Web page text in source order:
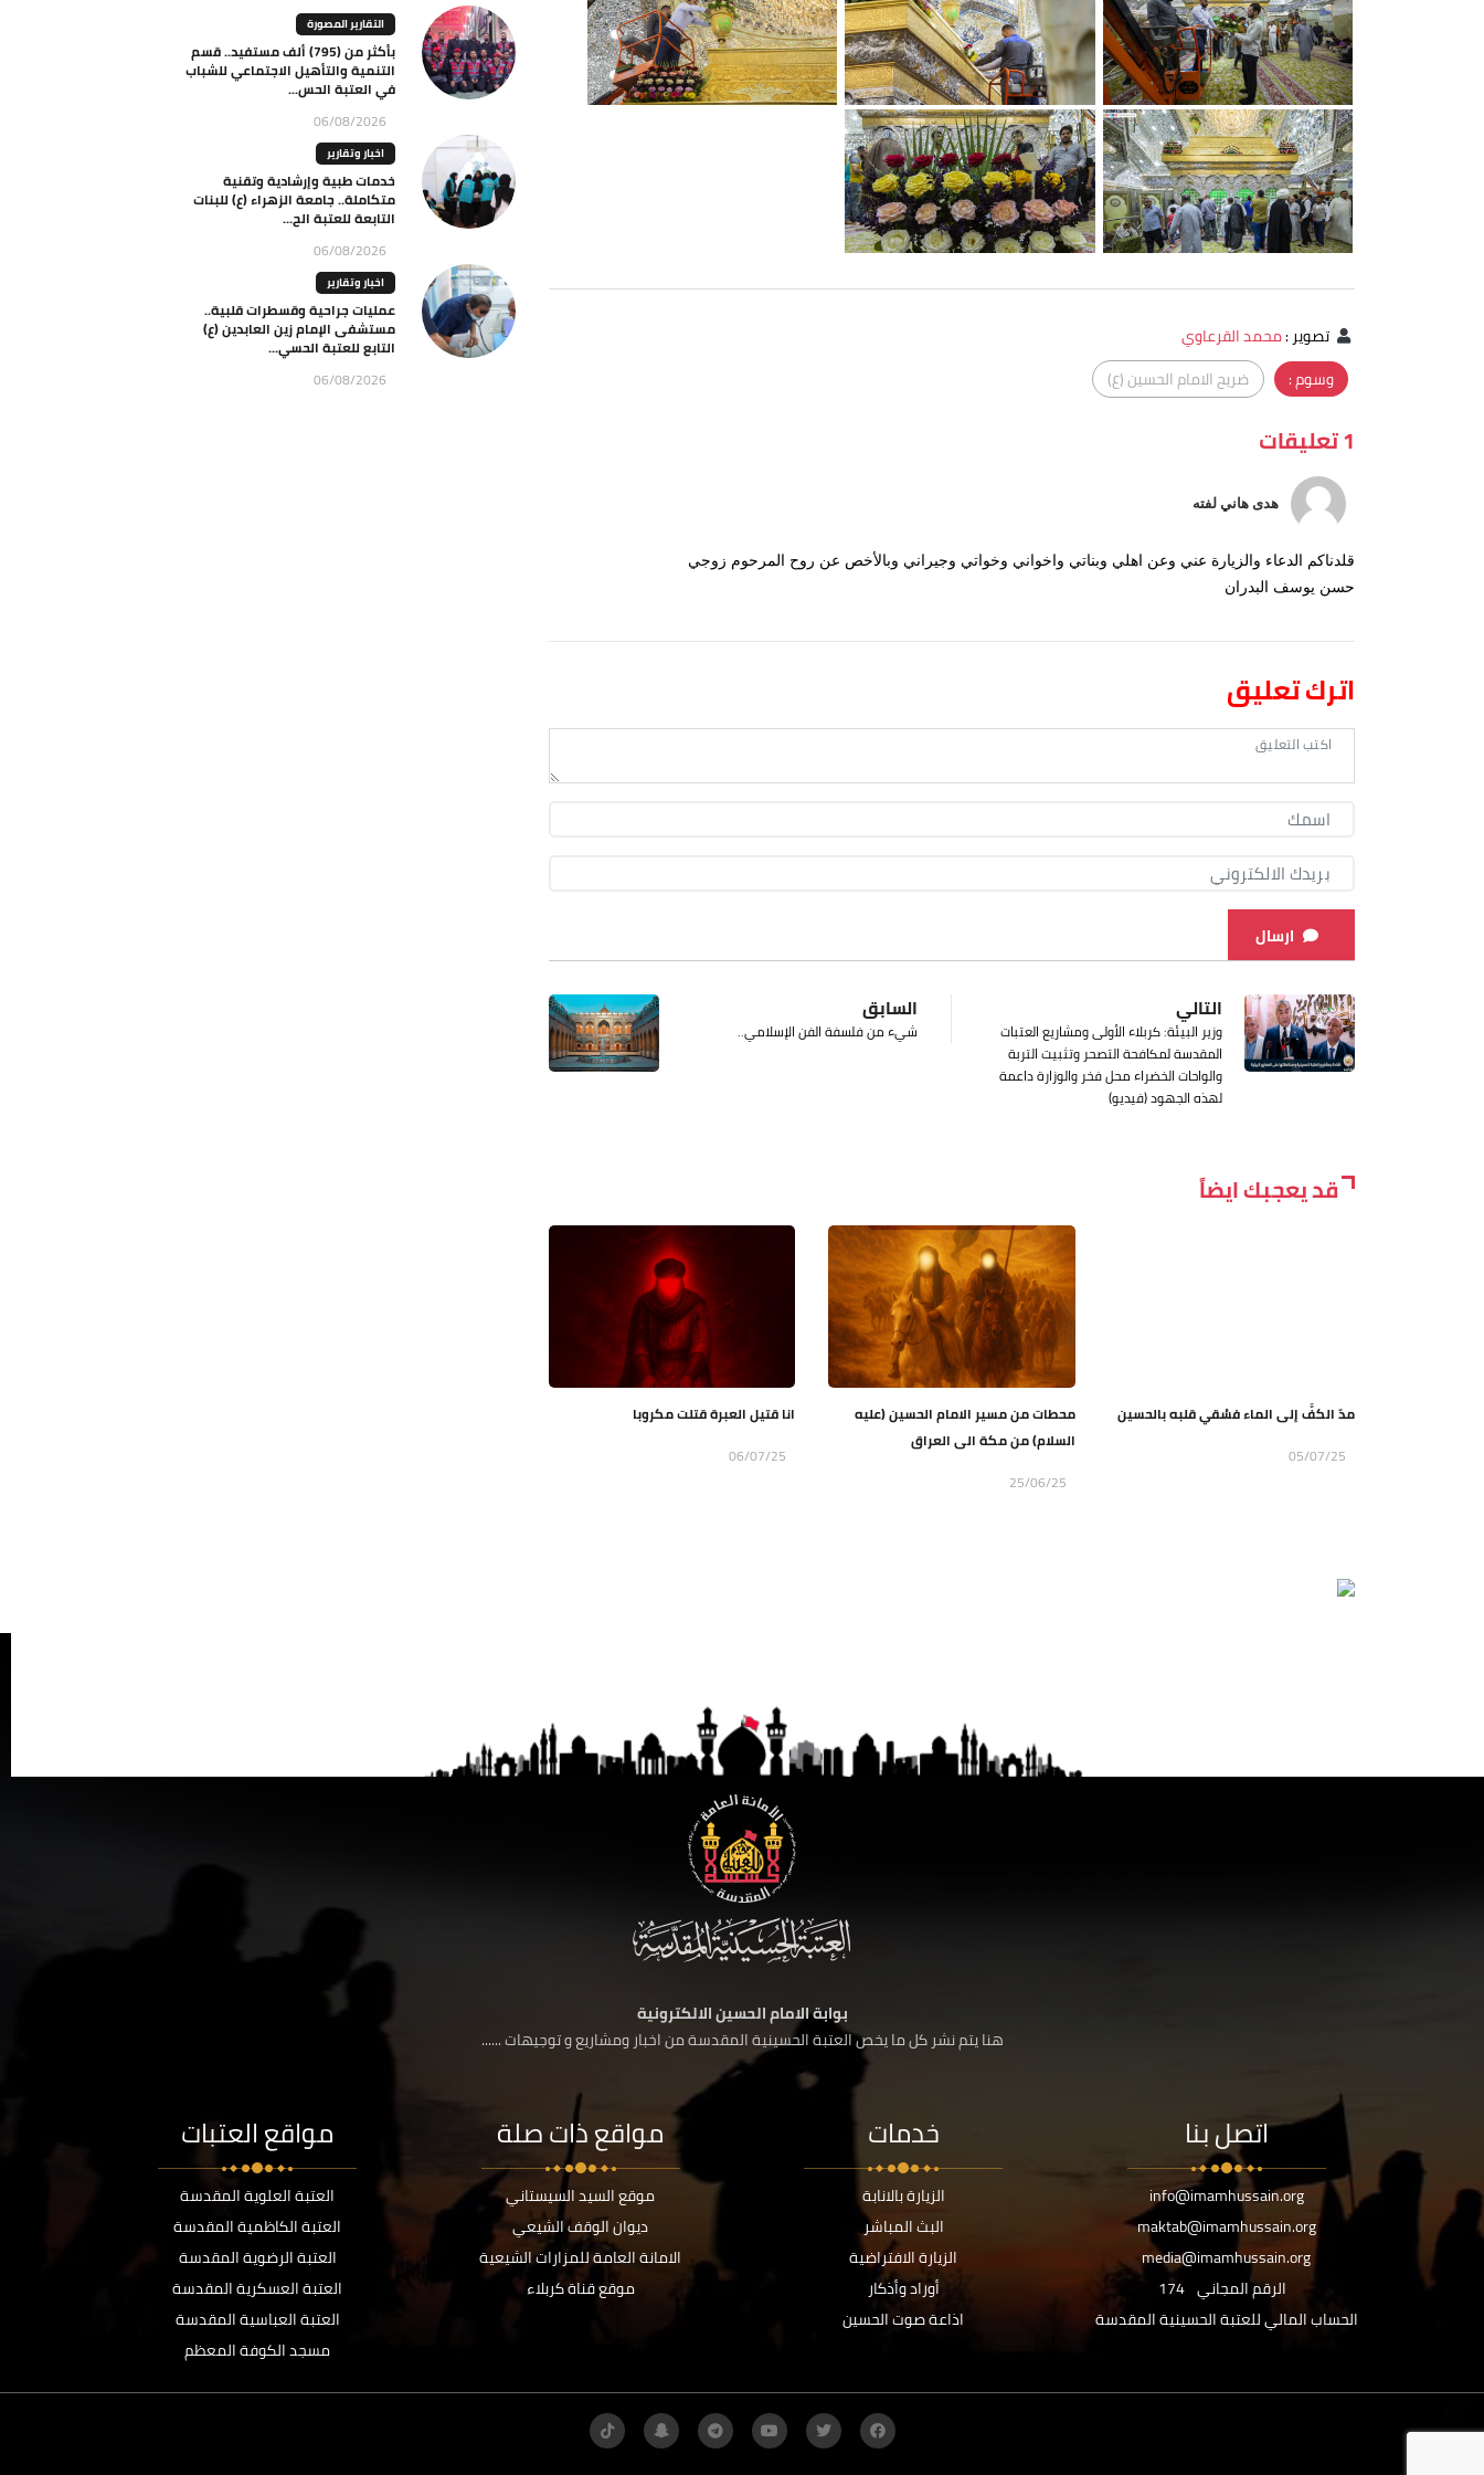
تصوير:محمد القرعاوي
وسوم :
ضريح الامام الحسين (ع)
1 تعليقات
هدى هاني لفته
قلدناكم الدعاء والزيارة عني وعن اهلي وبناتي واخواني وخواتي وجيراني وبالأخص عن روح المرحوم زوجي
حسن يوسف البدران
اترك تعليق
ارسال
السابق
شيء من فلسفة الفن الإسلامي..
التالي
وزير البيئة: كربلاء الأولى ومشاريع العتبات
المقدسة لمكافحة التصحر وتثبيت التربة
والواحات الخضراء محل فخر والوزارة داعمة
لهذه الجهود (فيديو)
قد يعجبك ايضاً
مدّ الكفَّ إلى الماء فسُقي قلبه بالحسين
05/07/25
محطات من مسير الامام الحسين (عليه
السلام) من مكة الى العراق
25/06/25
انا قتيل العبرة قتلت مكروبا
06/07/25
التقارير المصورة
بأكثر من (795) ألف مستفيد.. قسم
التنمية والتأهيل الاجتماعي للشباب
في العتبة الحس...
06/08/2026
اخبار وتقارير
خدمات طبية وإرشادية وتقنية
متكاملة.. جامعة الزهراء (ع) للبنات
التابعة للعتبة الح...
06/08/2026
اخبار وتقارير
عمليات جراحية وقسطرات قلبية..
مستشفى الإمام زين العابدين (ع)
التابع للعتبة الحسي...
06/08/2026
بوابة الامام الحسين الالكترونية
هنا يتم نشر كل ما يخص العتبة الحسينية المقدسة من اخبار ومشاريع و توجيهات ......
اتصل بنا
info@imamhussain.org
maktab@imamhussain.org
media@imamhussain.org
الرقم المجاني 174
الحساب المالي للعتبة الحسينية المقدسة
خدمات
الزيارة بالانابة
البث المباشر
الزيارة الافتراضية
أوراد وأذكار
اذاعة صوت الحسين
مواقع ذات صلة
موقع السيد السيستاني
ديوان الوقف الشيعي
الامانة العامة للمزارات الشيعية
موقع قناة كربلاء
مواقع العتبات
العتبة العلوية المقدسة
العتبة الكاظمية المقدسة
العتبة الرضوية المقدسة
العتبة العسكرية المقدسة
العتبة العباسية المقدسة
مسجد الكوفة المعظم